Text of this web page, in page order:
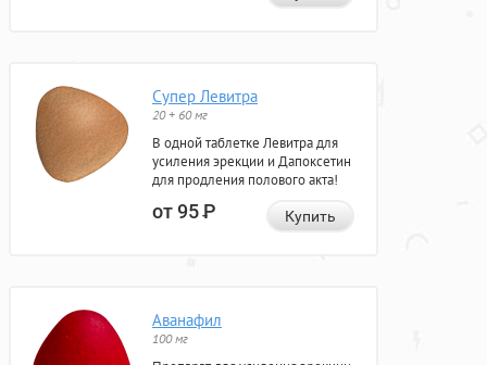
Супер Левитра
20 + 60 мг
В одной таблетке Левитра для
усиления эрекции и Дапоксетин
для продления полового акта!
от 95Р Купить
Аванафил
100 мг